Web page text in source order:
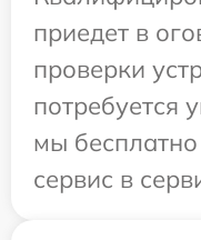
приедет в
проверки
потребуется
мы
сервис в